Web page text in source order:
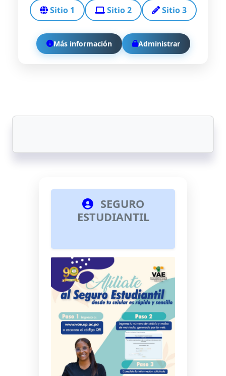
Sitio 1 Sitio 2 Sitio 3
Más información Administrar
SEGURO
ESTUDIANTIL